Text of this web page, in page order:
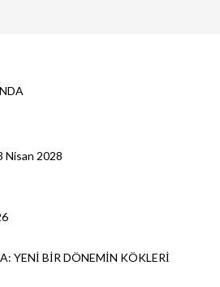
Nisan 2028
YENİ BİR DÖNEMİN KÖKLERİ